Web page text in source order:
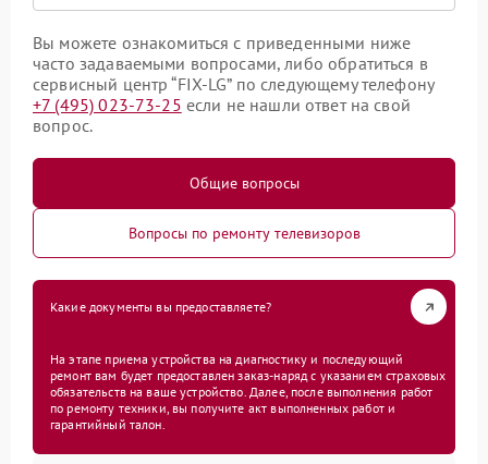
Вы можете ознакомиться с приведенными ниже
часто задаваемыми вопросами, либо обратиться в
сервисный центр “FIX-LG” по следующему телефону
+7 (495) 023-73-25 если не нашли ответ на свой
вопрос.
Общие вопросы
Вопросы по ремонту телевизоров
Какие документы вы предоставляете?
На этапе приема устройства на диагностику и последующий
ремонт вам будет предоставлен заказ-наряд с указанием страховых
обязательств на ваше устройство. Далее, после выполнения работ
по ремонту техники, вы получите акт выполненных работ и
гарантийный талон.